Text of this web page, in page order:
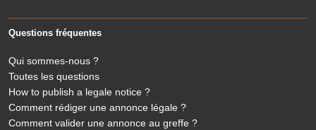
Questions fréquentes
Qui sommes-nous ?
Toutes les questions
How to publish a legale notice ?
Comment rédiger une annonce légale ?
Comment valider une annonce au greffe ?